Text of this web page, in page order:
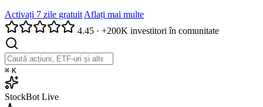
Activați 7 zile gratuit Aflați mai multe
4.45 · +200K investitori în comunitate
⌘ K
StockBot Live